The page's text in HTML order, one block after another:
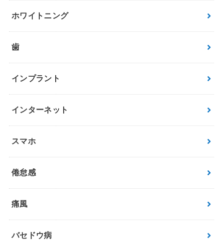
ホワイトニング
歯
インプラント
インターネット
スマホ
倦怠感
痛風
バセドウ病